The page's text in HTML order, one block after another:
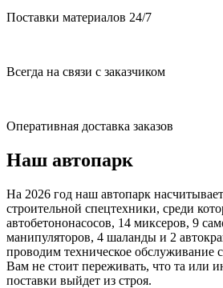
Поставки материалов 24/7
Всегда на связи с заказчиком
Оперативная доставка заказов
Наш автопарк
На 2026 год наш автопарк
строительной спецтехники, среди
автобетононасосов, 14 миксеров, 9
манипуляторов, 4 шаланды и 2
проводим техническое обслуживание
Вам не стоит переживать, что та или
поставки выйдет из строя.